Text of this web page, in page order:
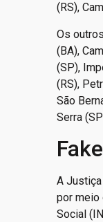
(RS),
Os
(BA),
(SP),
(RS),
São
Serra
A
por meio
Social